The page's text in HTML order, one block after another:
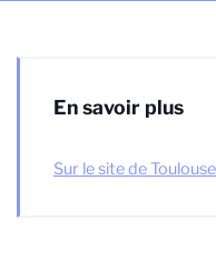
En savoir plus
Sur le site de